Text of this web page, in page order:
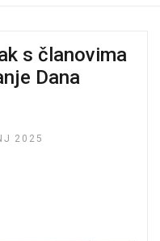
s članovima
Dana
2025